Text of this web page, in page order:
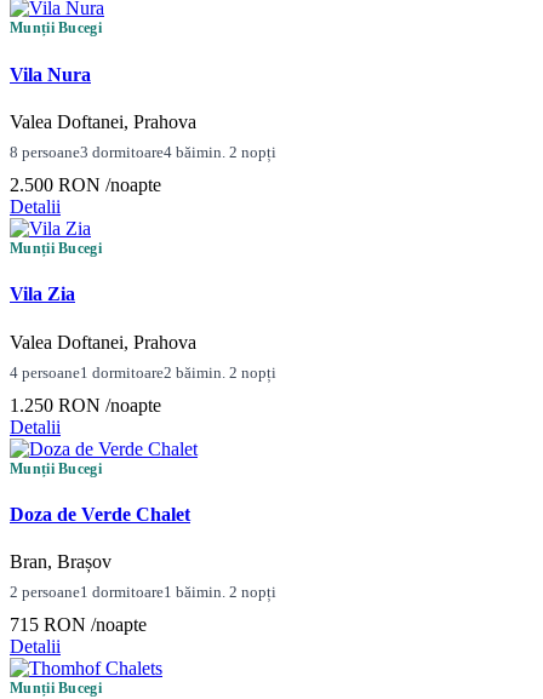
Munții Bucegi
Vila Nura
Valea Doftanei, Prahova
8 persoane3 dormitoare4 băimin. 2 nopți
2.500 RON /noapte
Detalii
Munții Bucegi
Vila Zia
Valea Doftanei, Prahova
4 persoane1 dormitoare2 băimin. 2 nopți
1.250 RON /noapte
Detalii
Munții Bucegi
Doza de Verde Chalet
Bran, Brașov
2 persoane1 dormitoare1 băimin. 2 nopți
715 RON /noapte
Detalii
Munții Bucegi